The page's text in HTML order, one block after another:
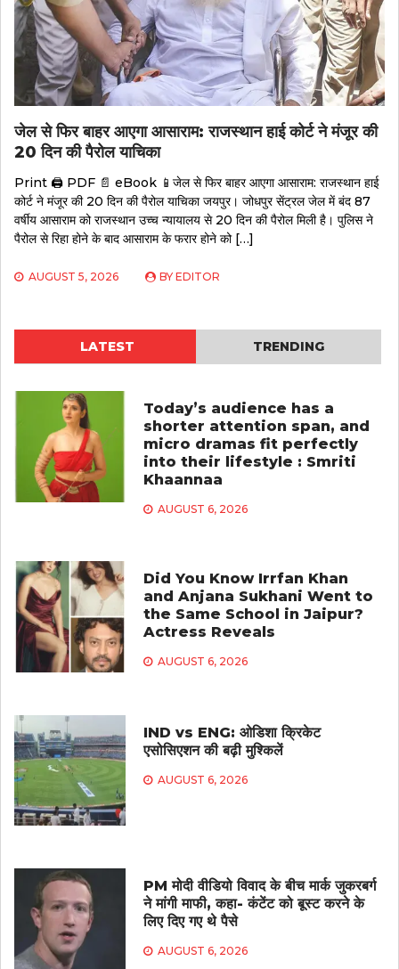
जेल से फिर बाहर आएगा आसाराम: राजस्थान हाई कोर्ट ने मंजूर की
20 दिन की पैरोल याचिका
Print 🖨 PDF 📄 eBook 📱जेल से फिर बाहर आएगा आसाराम: राजस्थान हाई
कोर्ट ने मंजूर की 20 दिन की पैरोल याचिका जयपुर। जोधपुर सेंट्रल जेल में बंद 87
वर्षीय आसाराम को राजस्थान उच्च न्यायालय से 20 दिन की पैरोल मिली है। पुलिस ने
पैरोल से रिहा होने के बाद आसाराम के फरार होने को […]
AUGUST 5, 2026 BY EDITOR
LATEST TRENDING
Today’s audience has a
shorter attention span, and
micro dramas fit perfectly
into their lifestyle : Smriti
Khaannaa
AUGUST 6, 2026
Did You Know Irrfan Khan
and Anjana Sukhani Went to
the Same School in Jaipur?
Actress Reveals
AUGUST 6, 2026
IND vs ENG: ओडिशा क्रिकेट
एसोसिएशन की बढ़ी मुश्किलें
AUGUST 6, 2026
PM मोदी वीडियो विवाद के बीच मार्क जुकरबर्ग
ने मांगी माफी, कहा- कंटेंट को बूस्ट करने के
लिए दिए गए थे पैसे
AUGUST 6, 2026